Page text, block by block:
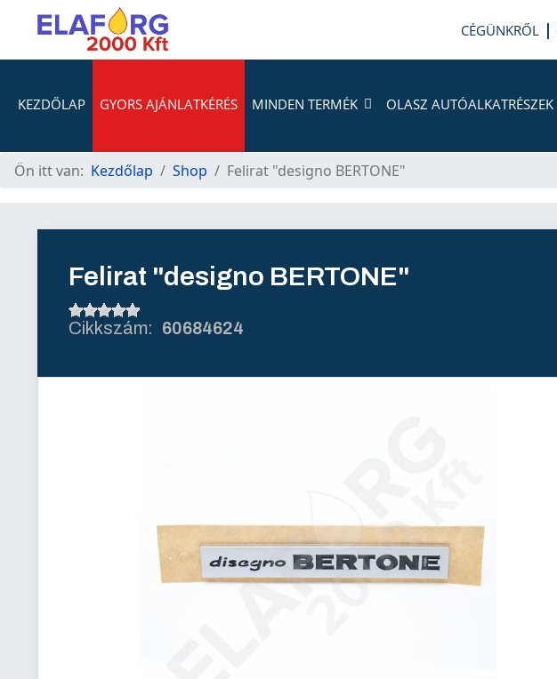
CÉGÜNKRŐL
KEZDŐLAP GYORS AJÁNLATKÉRÉS MINDEN TERMÉK OLASZ AUTÓALKATRÉSZEK
Ön itt van: Kezdőlap Shop Felirat "designo BERTONE"
Felirat "designo BERTONE"
60684624